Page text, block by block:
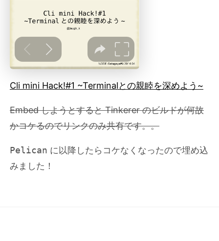
Cli mini Hack!#1 ~Terminalとの親睦を深めよう~
Embed しようとすると Tinkerer のビルドが何故
かコケるのでリンクのみ共有です。。
Pelican に以降したらコケなくなったので埋め込
みました！